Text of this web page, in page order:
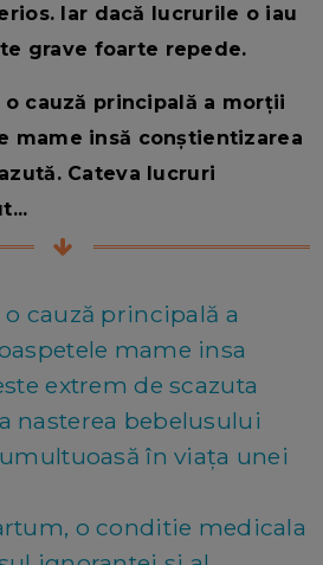
Iar dacă lucrurile o iau
grave foarte repede.
o cauză principală a morții
mame insă conștientizarea
Cateva lucruri
cauză principală a
mame insa
extrem de scazuta
nasterea bebelusului
în viața unei
o conditie medicala